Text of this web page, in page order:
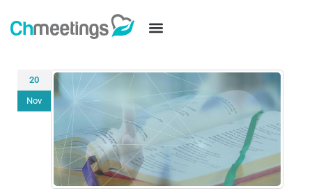
20
Nov